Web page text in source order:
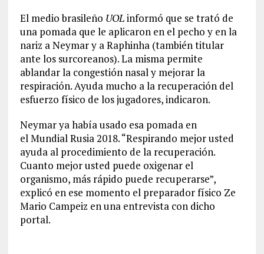
El medio brasileño UOLinformó que se trató de
una pomada que le aplicaron en el pecho y en la
nariz a Neymar y a Raphinha (también titular
ante los surcoreanos). La misma permite
ablandar la congestión nasal y mejorar la
respiración. Ayuda mucho a la recuperación del
esfuerzo físico de los jugadores, indicaron.
Neymar ya había usado esa pomada en
el Mundial Rusia 2018. “Respirando mejor usted
ayuda al procedimiento de la recuperación.
Cuanto mejor usted puede oxigenar el
organismo, más rápido puede recuperarse”,
explicó en ese momento el preparador físico Ze
Mario Campeiz en una entrevista con dicho
portal.